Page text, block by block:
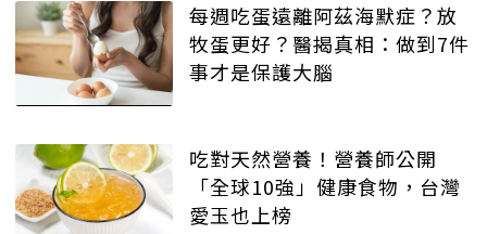
每週吃蛋遠離阿茲海默症？放
牧蛋更好？醫揭真相：做到7件
事才是保護大腦
吃對天然營養！營養師公開
「全球10強」健康食物，台灣
愛玉也上榜